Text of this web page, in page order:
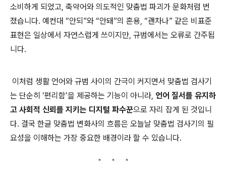
소비하게 되었고, 축약어와 의도적인 맞춤법 파괴가 문화처럼 번
졌습니다. 예컨대 “안되”와 “안돼”의 혼용, “괜차나” 같은 비표준
표현은 일상에서 자연스럽게 쓰이지만, 규범에서는 오류로 간주됩
니다.
이처럼 생활 언어와 규범 사이의 간극이 커지면서 맞춤법 검사기
는 단순히 ‘편리함’을 제공하는 기능이 아니라, 언어 질서를 유지하
고 사회적 신뢰를 지키는 디지털 파수꾼으로 자리 잡게 된 것입니
다. 결국 한글 맞춤법 변화사의 흐름은 오늘날 맞춤법 검사기의 필
요성을 이해하는 가장 중요한 배경이라 할 수 있습니다.